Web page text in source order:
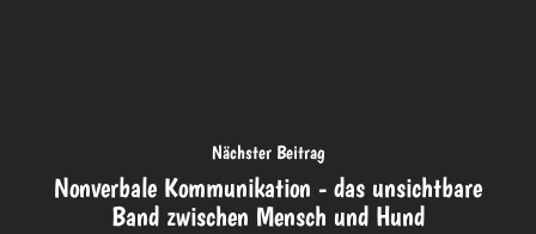
Nächster Beitrag
Nonverbale Kommunikation - das unsichtbare
Band zwischen Mensch und Hund